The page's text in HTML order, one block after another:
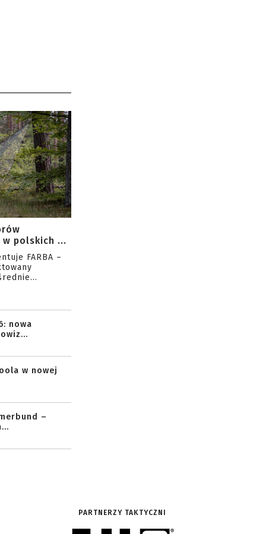
polskich ...
FARBA –
nowa
w nowej
–
PARTNERZY TAKTYCZNI